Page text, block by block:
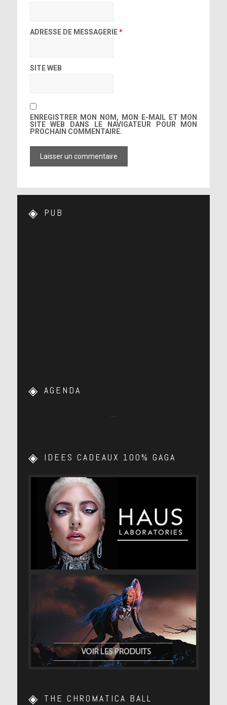
ADRESSE DE MESSAGERIE*
SITE WEB
ENREGISTRER MON NOM, MON E-MAIL ET MON
SITE WEB DANS LE NAVIGATEUR POUR MON
PROCHAIN COMMENTAIRE.
PUB
AGENDA
IDEES CADEAUX 100% GAGA
THE CHROMATICA BALL